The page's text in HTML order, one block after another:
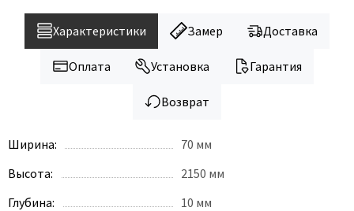
Характеристики Замер Доставка
Оплата Установка Гарантия
Возврат
Ширина:
70 мм
Высота:
2150 мм
Глубина:
10 мм